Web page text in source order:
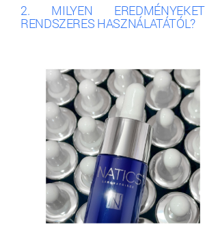
2. MILYEN
RENDSZERES HASZNÁLATÁTÓL?